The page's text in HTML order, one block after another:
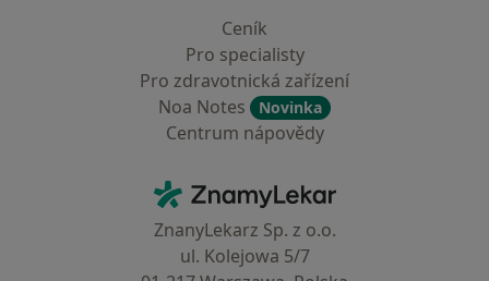
Ceník
Pro specialisty
Pro zdravotnická zařízení
Noa Notes
Novinka
Centrum nápovědy
ZnamyLekar - Hlavní stránka
ZnanyLekarz Sp. z o.o.
ul. Kolejowa 5/7